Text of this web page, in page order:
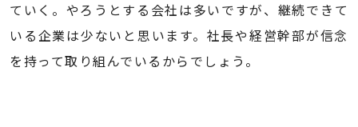
ていく。やろうとする会社は多いですが、継続できて
いる企業は少ないと思います。社長や経営幹部が信念
を持って取り組んでいるからでしょう。